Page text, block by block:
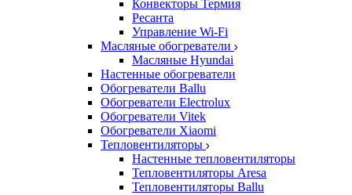
Конвекторы Термия
Ресанта
Управление Wi-Fi
Масляные обогреватели
Масляные Hyundai
Настенные обогреватели
Обогреватели Ballu
Обогреватели Electrolux
Обогреватели Vitek
Обогреватели Xiaomi
Тепловентиляторы
Настенные тепловентиляторы
Тепловентиляторы Aresa
Тепловентиляторы Ballu